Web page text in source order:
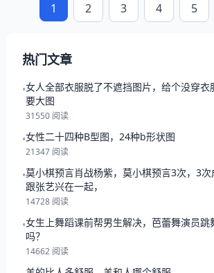
1 2 3 4 5
热门文章
•女人全部衣服脱了不遮挡图片，给个没穿衣
要大图
31550 阅读
•女性二十四种B型图，24种b形状图
21347 阅读
•莫小棋预言肖战杨紫，莫小棋预言3次，3
跟张艺兴在一起，
14728 阅读
•女生上舞蹈课前帮男生解决，芭蕾舞演员跳
吗？
14662 阅读